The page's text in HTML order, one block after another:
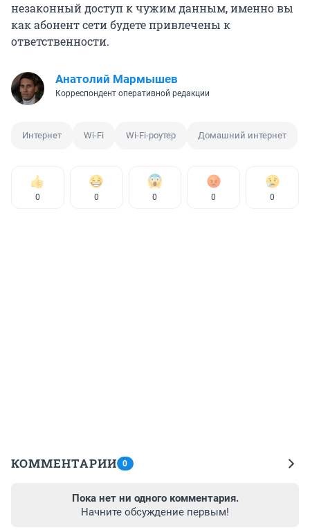
незаконный доступ к чужим данным, именно вы
как абонент сети будете привлечены к
ответственности.
Анатолий Мармышев
Корреспондент оперативной редакции
Интернет Wi-Fi Wi-Fi-роутер Домашний интернет
0 0 0 0 0
КОММЕНТАРИИ 0
Пока нет ни одного комментария.
Начните обсуждение первым!